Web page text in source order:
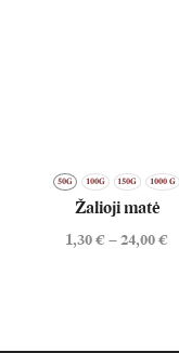
50G 100G 150G 1000 G
Žalioji matė
1,30€ –24,00€